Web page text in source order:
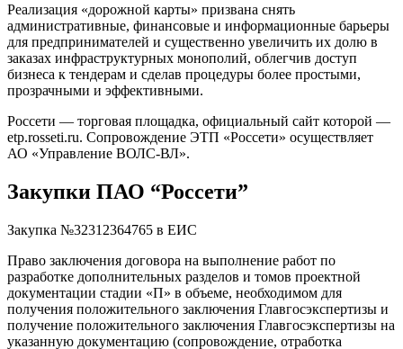
Реализация «дорожной карты» призвана снять
административные, финансовые и информационные барьеры
для предпринимателей и существенно увеличить их долю в
заказах инфраструктурных монополий, облегчив доступ
бизнеса к тендерам и сделав процедуры более простыми,
прозрачными и эффективными.
Россети — торговая площадка, официальный сайт которой —
etp.rosseti.ru. Сопровождение ЭТП «Россети» осуществляет
АО «Управление ВОЛС-ВЛ».
Закупки ПАО “Россети”
Закупка №32312364765 в ЕИС
Право заключения договора на выполнение работ по
разработке дополнительных разделов и томов проектной
документации стадии «П» в объеме, необходимом для
получения положительного заключения Главгосэкспертизы и
получение положительного заключения Главгосэкспертизы на
указанную документацию (сопровождение, отработка